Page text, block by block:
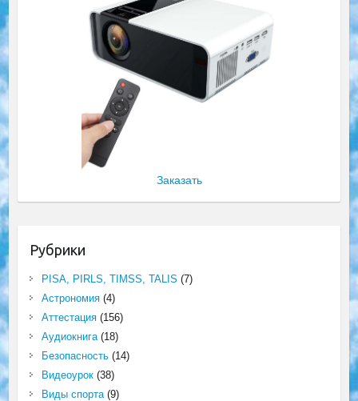
Заказать
Рубрики
PISA, PIRLS, TIMSS, TALIS (7)
Астрономия(4)
Аттестация(156)
Аудиокнига(18)
Безопасность(14)
Видеоурок(38)
Виды спорта(9)